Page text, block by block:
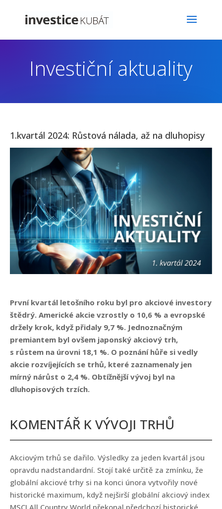
Investiční aktuality
1.kvartál 2024: Růstová nálada, až na dluhopisy
První kvartál letošního roku byl pro akciové investory
štědrý. Americké akcie vzrostly o 10,6 % a evropské
držely krok, když přidaly 9,7 %. Jednoznačným
premiantem byl ovšem japonský akciový trh,
s růstem na úrovni 18,1 %. O poznání hůře si vedly
akcie rozvíjejících se trhů, které zaznamenaly jen
mírný nárůst o 2,4 %. Obtížnější vývoj byl na
dluhopisových trzích.
KOMENTÁŘ K VÝVOJI TRHŮ
Akciovým trhů se dařilo. Výsledky za jeden kvartál jsou
opravdu nadstandardní. Stojí také určitě za zmínku, že
globální akciové trhy si na konci února vytvořily nové
historické maximum, když nejširší globální akciový index
MSCI All Country World překonal předchozí historické